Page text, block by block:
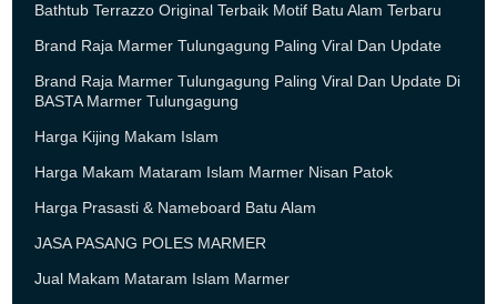
Bathtub Terrazzo Original Terbaik Motif Batu Alam Terbaru
Brand Raja Marmer Tulungagung Paling Viral Dan Update
Brand Raja Marmer Tulungagung Paling Viral Dan Update Di
BASTA Marmer Tulungagung
Harga Kijing Makam Islam
Harga Makam Mataram Islam Marmer Nisan Patok
Harga Prasasti & Nameboard Batu Alam
JASA PASANG POLES MARMER
Jual Makam Mataram Islam Marmer